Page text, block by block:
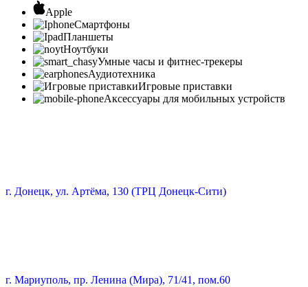
Apple
Смартфоны
Планшеты
Ноутбуки
Умные часы и фитнес-трекеры
Аудиотехника
Игровые приставки
Аксессуары для мобильных устройств
г. Донецк, ул. Артёма, 130 (ТРЦ Донецк-Сити)
г. Мариуполь, пр. Ленина (Мира), 71/41, пом.60